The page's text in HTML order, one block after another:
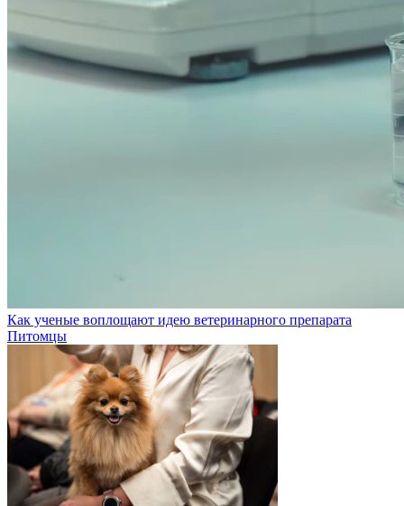
Как ученые воплощают идею ветеринарного препарата
Питомцы